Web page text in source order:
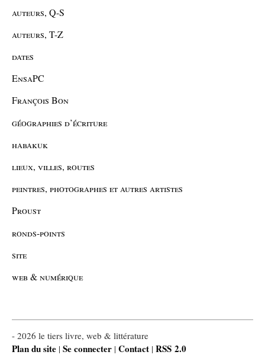
auteurs, Q-S
auteurs, T-Z
dates
EnsaPC
François Bon
géographies d’écriture
habakuk
lieux, villes, routes
peintres, photographes et autres artistes
Proust
ronds-points
site
web & numérique
- 2026 le tiers livre, web & littérature
Plan du site | Se connecter | Contact | RSS 2.0